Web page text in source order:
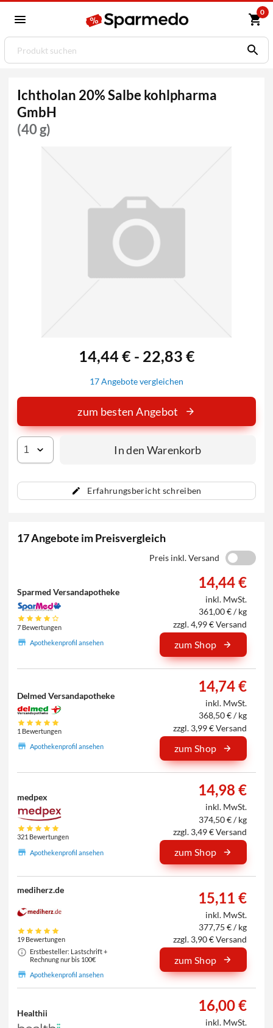
0
Ichtholan 20% Salbe kohlpharma
GmbH
(40 g)
Erfahrungsbericht schreiben
14,44 € - 22,83 €
17 Angebote vergleichen
zum besten Angebot
In den Warenkorb
17 Angebote im Preisvergleich
Preis inkl. Versand
Sparmed Versandapotheke
7 Bewertungen
Apothekenprofil ansehen
14,44 €
inkl. MwSt.
361,00 € / kg
zzgl. 4,99 € Versand
zum Shop
Delmed Versandapotheke
1 Bewertungen
Apothekenprofil ansehen
14,74 €
inkl. MwSt.
368,50 € / kg
zzgl. 3,99 € Versand
zum Shop
medpex
321 Bewertungen
Apothekenprofil ansehen
14,98 €
inkl. MwSt.
374,50 € / kg
zzgl. 3,49 € Versand
zum Shop
mediherz.de
19 Bewertungen
Erstbesteller: Lastschrift +
Rechnung nur bis 100€
Apothekenprofil ansehen
15,11 €
inkl. MwSt.
377,75 € / kg
zzgl. 3,90 € Versand
zum Shop
Healthii 16,00 €
inkl. MwSt.